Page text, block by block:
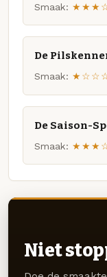
Smaak:
De
Smaak:
De Saison-
Smaak:
Niet